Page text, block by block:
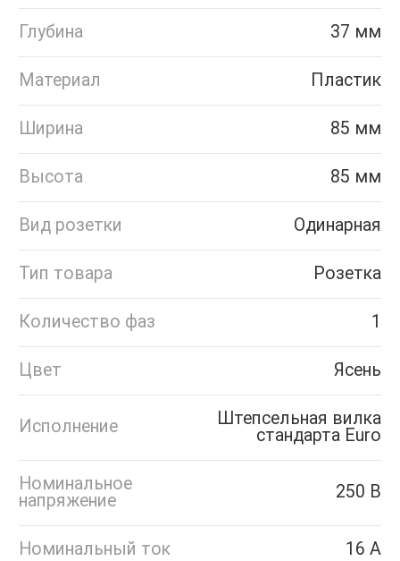
Глубина 37 мм
Материал Пластик
Ширина 85 мм
Высота 85 мм
Вид розетки Одинарная
Тип товара Розетка
Количество фаз 1
Цвет Ясень
Исполнение
Штепсельная вилка
стандарта Euro
Номинальное
напряжение
250 В
Номинальный ток 16 А